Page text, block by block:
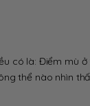
có là: Điểm mù ở
thể nào nhìn